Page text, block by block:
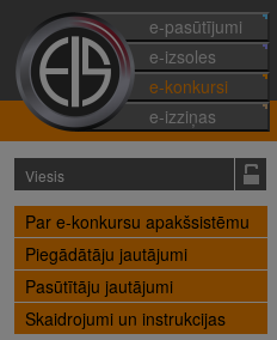
e-pasūtījumi
e-izsoles
e-konkursi
e-izziņas
Viesis
Par e-konkursu apakšsistēmu
Piegādātāju jautājumi
Pasūtītāju jautājumi
Skaidrojumi un instrukcijas